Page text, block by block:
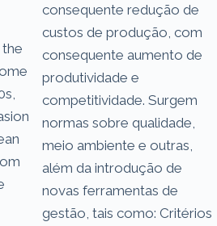
consequente redução de
custos de produção, com
consequente aumento de
produtividade e
competitividade. Surgem
normas sobre qualidade,
meio ambiente e outras,
além da introdução de
novas ferramentas de
gestão, tais como: Critérios